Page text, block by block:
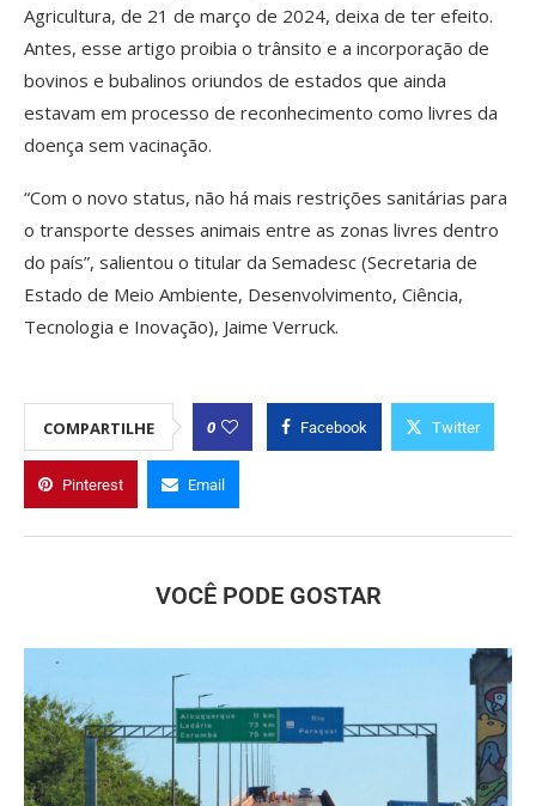
Agricultura, de 21 de março de 2024, deixa de ter efeito.
Antes, esse artigo proibia o trânsito e a incorporação de
bovinos e bubalinos oriundos de estados que ainda
estavam em processo de reconhecimento como livres da
doença sem vacinação.
“Com o novo status, não há mais restrições sanitárias para
o transporte desses animais entre as zonas livres dentro
do país”, salientou o titular da Semadesc (Secretaria de
Estado de Meio Ambiente, Desenvolvimento, Ciência,
Tecnologia e Inovação), Jaime Verruck.
COMPARTILHE 0 Facebook Twitter
Pinterest Email
VOCÊ PODE GOSTAR